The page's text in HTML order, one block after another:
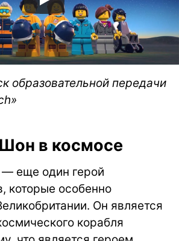
образовательной передачи
в космосе
еще один герой
которые особенно
Он является
корабля